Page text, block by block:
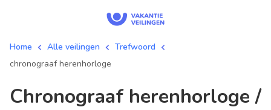
Home Alle veilingen
Trefwoord
chronograaf herenhorloge
chronograaf herenhorloge /